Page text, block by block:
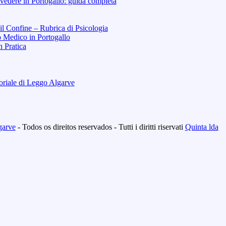
Confine – Rubrica di Psicologia
Medico in Portogallo
Pratica
di Leggo Algarve
- Todos os direitos reservados - Tutti i diritti riservati Quinta lda